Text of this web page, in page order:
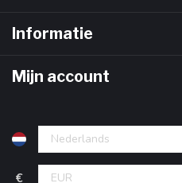
Informatie
Mijn account
€